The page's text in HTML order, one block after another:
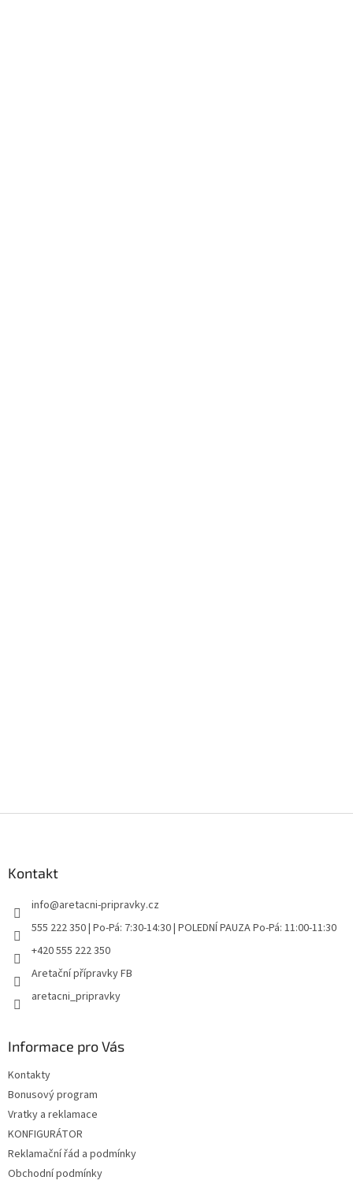
Kontakt
info@aretacni-pripravky.cz
555 222 350 | Po-Pá: 7:30-14:30 | POLEDNÍ PAUZA Po-Pá: 11:00-11:30
+420 555 222 350
Aretační přípravky FB
aretacni_pripravky
Informace pro Vás
Kontakty
Bonusový program
Vratky a reklamace
KONFIGURÁTOR
Reklamační řád a podmínky
Obchodní podmínky